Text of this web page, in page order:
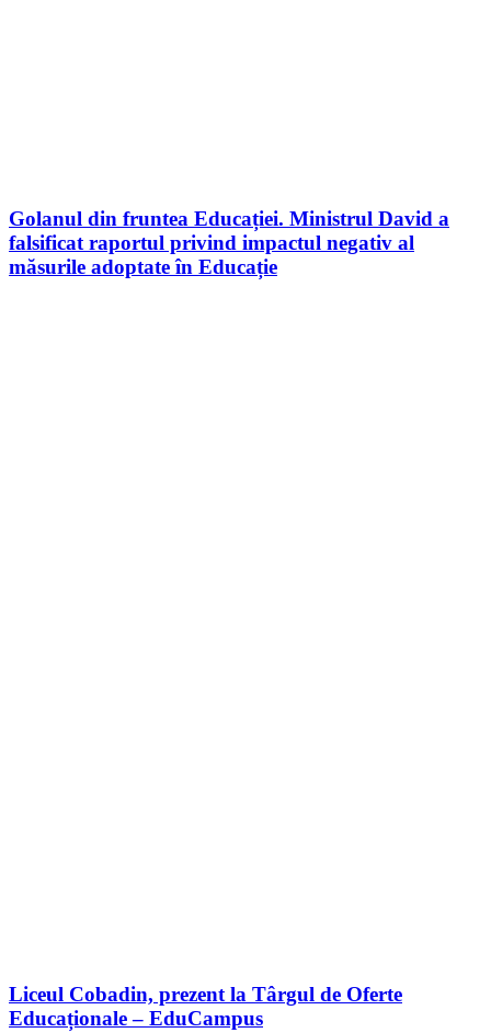
Golanul din fruntea Educației. Ministrul David a
falsificat raportul privind impactul negativ al
măsurile adoptate în Educație
Liceul Cobadin, prezent la Târgul de Oferte
Educaționale – EduCampus